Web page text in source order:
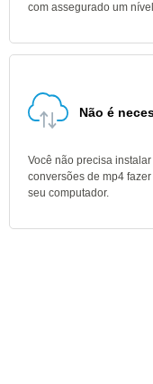
com assegurado um
Não é
Você não precisa
conversões de mp4
seu computador.